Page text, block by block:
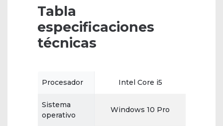
Tabla
especificaciones
técnicas
Procesador Intel Core i5
Sistema
operativo
Windows 10 Pro